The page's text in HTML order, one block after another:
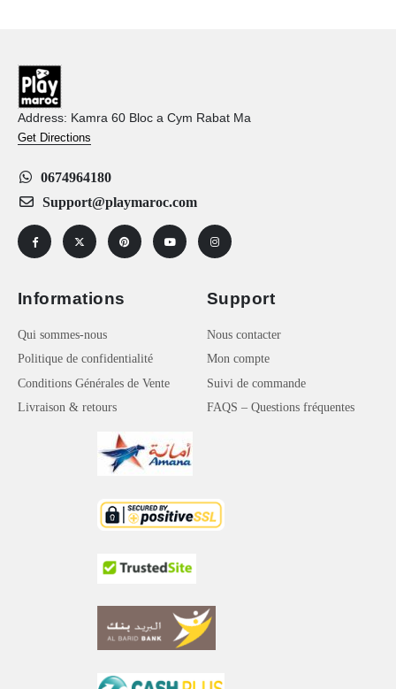
Address: Kamra 60 Bloc a Cym Rabat Ma
Get Directions
0674964180
Support@playmaroc.com
Informations
Qui sommes-nous
Politique de confidentialité
Conditions Générales de Vente
Livraison & retours
Support
Nous contacter
Mon compte
Suivi de commande
FAQS – Questions fréquentes